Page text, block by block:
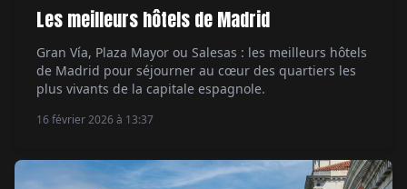
Les meilleurs hôtels de Madrid
Gran Vía, Plaza Mayor ou Salesas : les meilleurs hôtels
de Madrid pour séjourner au cœur des quartiers les
plus vivants de la capitale espagnole.
16 février 2026 à 13:37